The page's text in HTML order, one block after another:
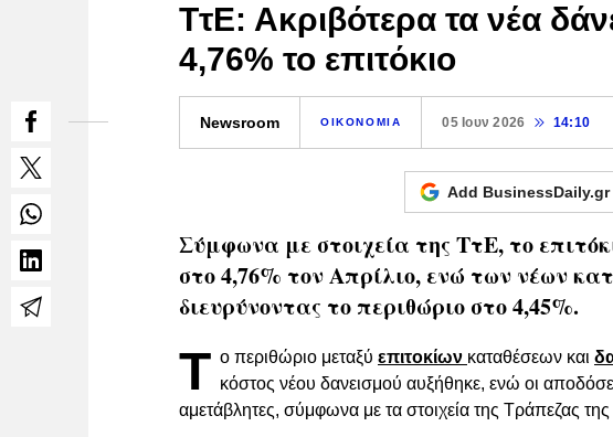
ΤτΕ: Ακριβότερα τα νέα
4,76% το επιτόκιο
Newsroom ΟΙΚΟΝΟΜΙΑ 05 Ιουν 2026 14:10
Add BusinessDaily.gr
Σύμφωνα με στοιχεία της ΤτΕ, το
στο 4,76% τον Απρίλιο, ενώ των νέων
διευρύνοντας το περιθώριο στο 4,45%.
Τ ο περιθώριο μεταξύ επιτοκίων καταθέσεων και
κόστος νέου δανεισμού αυξήθηκε, ενώ οι
αμετάβλητες, σύμφωνα με τα στοιχεία της Τράπεζας